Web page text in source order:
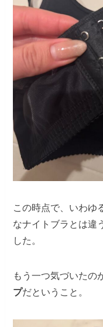
この時点で、いわゆ
なナイトブラとは違
した。
もう一つ気づいたの
プだということ。